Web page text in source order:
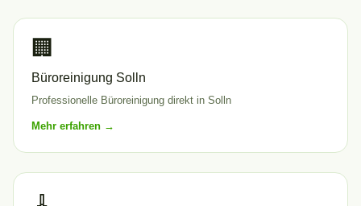
🏢
Büroreinigung Solln
Professionelle Büroreinigung direkt in Solln
Mehr erfahren →